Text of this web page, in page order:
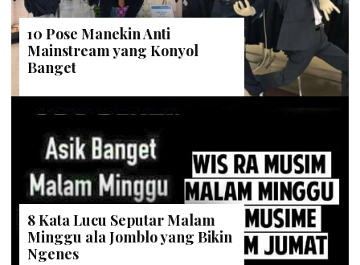
10 Pose Manekin Anti
Mainstream yang Konyol
Banget
8 Kata Lucu Seputar Malam
Minggu ala Jomblo yang Bikin
Ngenes